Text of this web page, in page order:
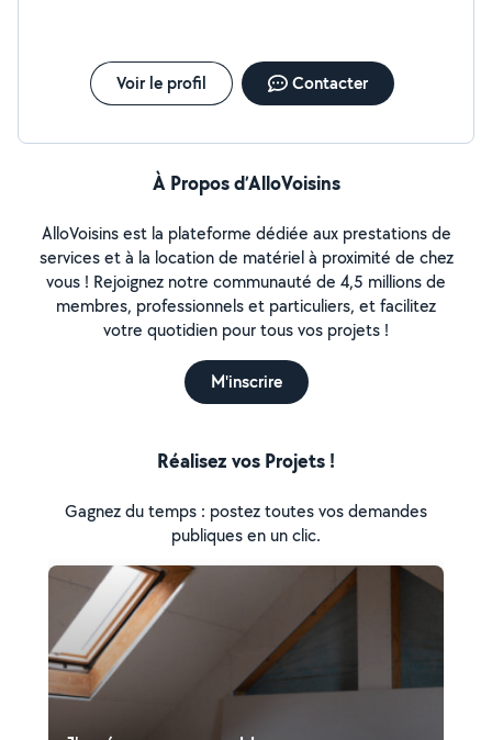
Voir le profil Contacter
À Propos d’AlloVoisins
AlloVoisins est la plateforme dédiée aux prestations de
services et à la location de matériel à proximité de chez
vous ! Rejoignez notre communauté de 4,5 millions de
membres, professionnels et particuliers, et facilitez
votre quotidien pour tous vos projets !
M'inscrire
Réalisez vos Projets !
Gagnez du temps : postez toutes vos demandes
publiques en un clic.